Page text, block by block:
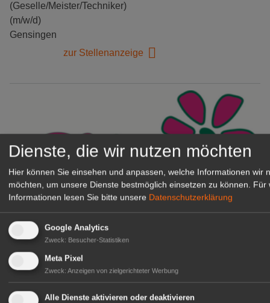
(Geselle/Meister/Techniker)
(m/w/d)
Gensingen
zur Stellenanzeige
Gärtnerei Hanns
Mitarbeiter (m/w/d) für unsere
Herongen
zur Stellenanzeige
Dienste, die wir nutzen möchten
Hier können Sie einsehen und anpassen, welche Informationen wir
möchten, um unsere Dienste bestmöglich einsetzen zu können.
Für
Informationen lesen Sie bitte unsere Datenschutzerklärung
Google Analytics
Zweck: Besucher-Statistiken
Meta Pixel
Zweck: Anzeigen von zielgerichteter Werbung
Alle Dienste aktivieren oder deaktivieren